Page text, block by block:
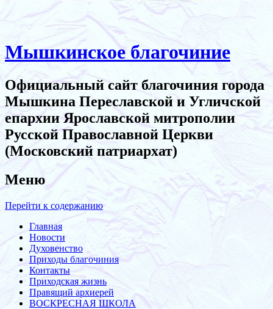
Мышкинское благочиние
Официальный сайт благочиния города
Мышкина Переславской и Угличской
епархии Ярославской митрополии
Русской Православной Церкви
(Московский патриархат)
Меню
Перейти к содержанию
Главная
Новости
Духовенство
Приходы благочиния
Контакты
Приходская жизнь
Правящий архиерей
ВОСКРЕСНАЯ ШКОЛА